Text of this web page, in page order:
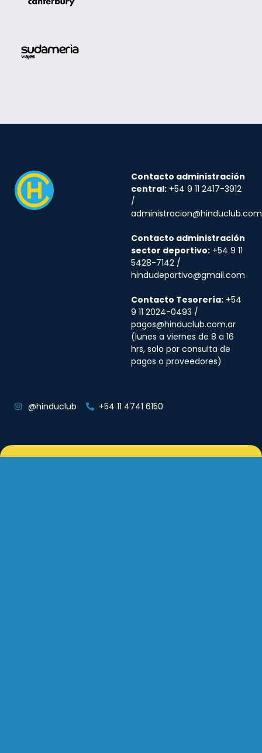
Contacto administración
central: +54 9 11 2417-3912
/
Contacto administración
sector deportivo: +54 9 11
5428-7142 /
hindudeportivo@gmail.com
Contacto Tesorería: +54
9 11 2024-0493 /
pagos@hinduclub.com.ar
(lunes a viernes de 8 a 16
hrs, solo por consulta de
pagos o proveedores)
@hinduclub +54 11 4741 6150